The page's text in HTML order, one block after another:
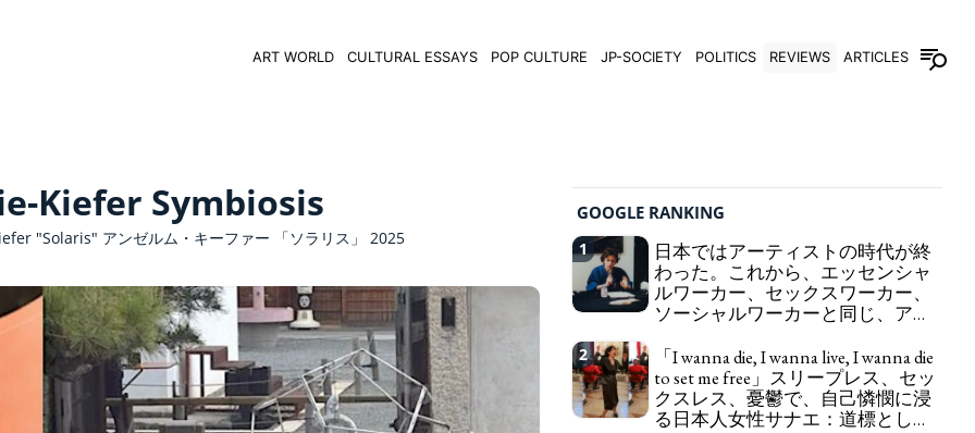
ART WORLD CULTURAL ESSAYS POP CULTURE JP-SOCIETY POLITICS REVIEWS ARTICLES
Kiefer Symbiosis
"Solaris" アンゼルム・キーファー 「ソラリス」 2025
GOOGLE RANKING
1
日本ではアーティストの時代が終
わった。これから、エッセンシャ
ルワーカー、セックスワーカー、
ソーシャルワーカーと同じ、アー
in Japan the word "artist" into the word "Art
Worker" (similar to "Essential Worker", "Sex Worker"
or "Social Worker")
2
「I wanna die, I wanna live, I wanna die
to set me free」スリープレス、セッ
クスレス、憂鬱で、自己憐憫に浸
る日本人女性サナエ：道標として